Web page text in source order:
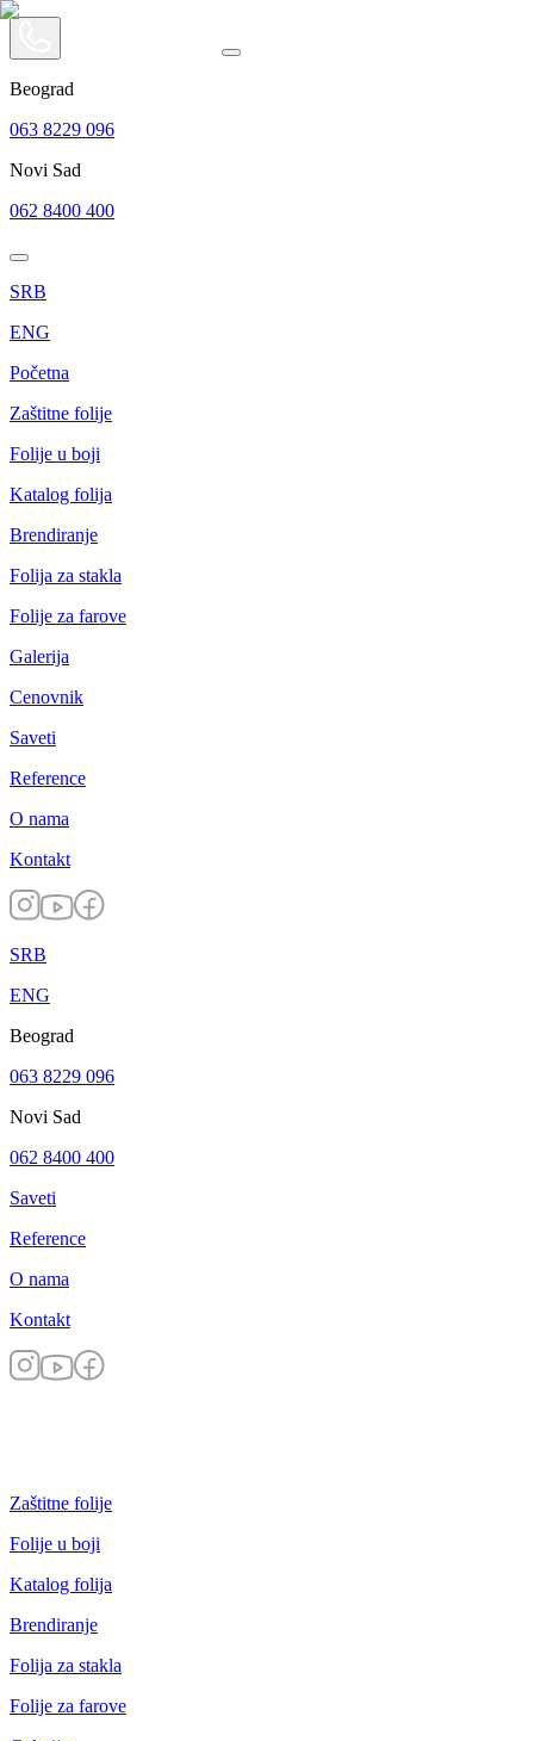
Beograd
063 8229 096
Novi Sad
062 8400 400
SRB
ENG
Početna
Zaštitne folije
Folije u boji
Katalog folija
Brendiranje
Folija za stakla
Folije za farove
Galerija
Cenovnik
Saveti
Reference
O nama
Kontakt
SRB
ENG
Beograd
063 8229 096
Novi Sad
062 8400 400
Saveti
Reference
O nama
Kontakt
Zaštitne folije
Folije u boji
Katalog folija
Brendiranje
Folija za stakla
Folije za farove